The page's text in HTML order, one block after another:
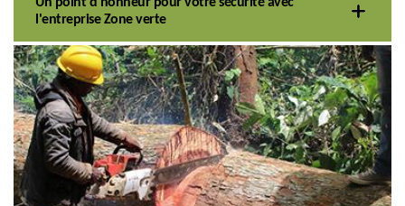
l'entreprise Zone verte